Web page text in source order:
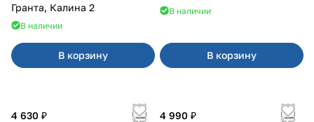
Гранта, Калина 2
В наличии
В корзину
В наличии
В корзину
4 630 ₽
4 990 ₽